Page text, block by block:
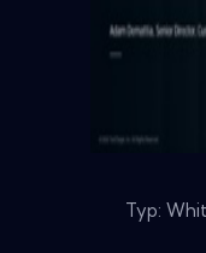
Typ: